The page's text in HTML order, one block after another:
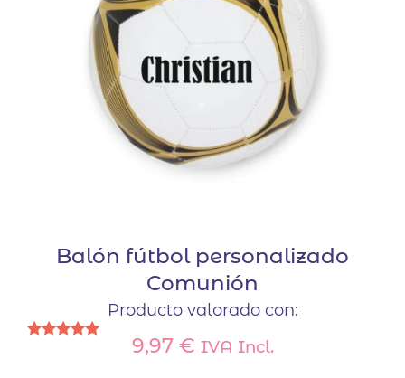
Balón fútbol personalizado
Comunión
Producto valorado con:
9,97 € IVA Incl.